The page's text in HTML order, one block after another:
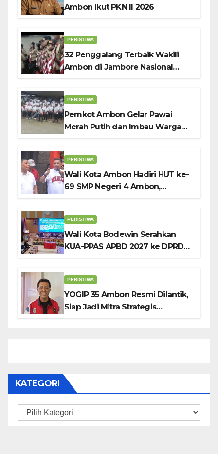
Ambon Ikut PKN II 2026
PERISTIWA
32 Penggalang Terbaik Wakili
Ambon di Jambore Nasional
PERISTIWA
Pemkot Ambon Gelar Pawai
Merah Putih dan Imbau Warga
PERISTIWA
Wali Kota Ambon Hadiri HUT ke-
69 SMP Negeri 4 Ambon,
PERISTIWA
Wali Kota Bodewin Serahkan
KUA-PPAS APBD 2027 ke DPRD
PERISTIWA
YOGIP 35 Ambon Resmi Dilantik,
Siap Jadi Mitra Strategis
KATEGORI
Kategori